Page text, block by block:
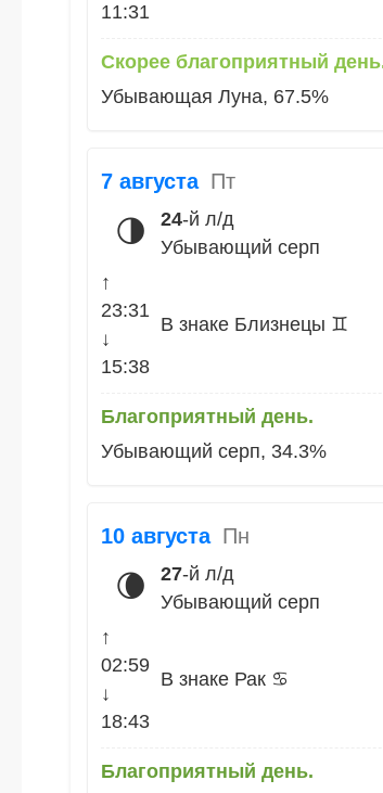
11:31
Скорее благоприятный
Убывающая Луна, 67.5%
7 августа Пт
🌗 24-й л/д
Убывающий серп
↑
23:31
↓
15:38
В знаке Близнецы ♊
Благоприятный день.
Убывающий серп, 34.3%
10 августа Пн
🌘 27-й л/д
Убывающий серп
↑
02:59
↓
18:43
В знаке Рак ♋
Благоприятный день.